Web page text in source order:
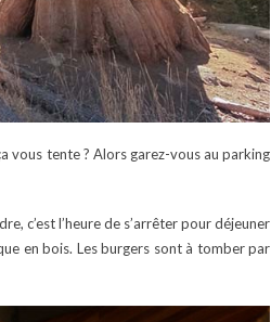
vous tente ? Alors garez-vous au parking
c’est l’heure de s’arrêter pour déjeuner
en bois. Les burgers sont à tomber par